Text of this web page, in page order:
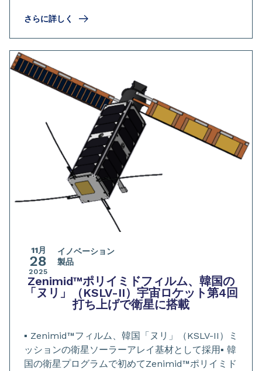
さらに詳しく
11月
28
2025
イノベーション
製品
Zenimid™ポリイミドフィルム、韓国の
「ヌリ」（KSLV-II）宇宙ロケット第4回
打ち上げで衛星に搭載
▪️ Zenimid™フィルム、韓国「ヌリ」（KSLV-II）ミ
ッションの衛星ソーラーアレイ基材として採用▪️ 韓
国の衛星プログラムで初めてZenimid™ポリイミド